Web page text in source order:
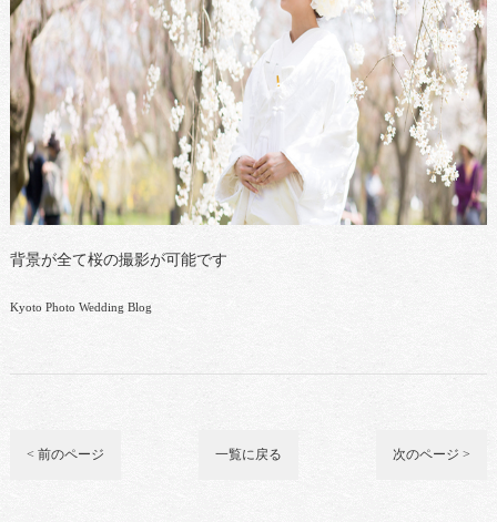
背景が全て桜の撮影が可能です
Kyoto Photo Wedding Blog
< 前のページ 一覧に戻る 次のページ >